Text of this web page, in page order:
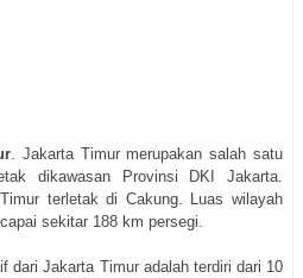
. Jakarta Timur merupakan salah satu
dikawasan Provinsi DKI Jakarta.
terletak di Cakung. Luas wilayah
sekitar 188 km persegi.
dari Jakarta Timur adalah terdiri dari 10